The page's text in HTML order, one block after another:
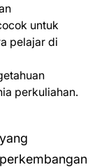
untuk
pelajar di
perkuliahan.